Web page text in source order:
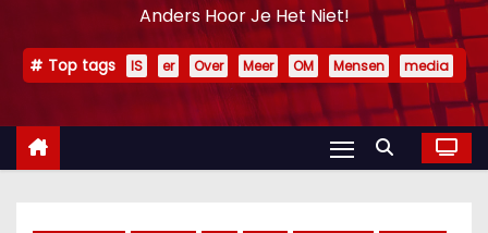
n
Anders Hoor Je Het Niet!
Top tags IS er Over Meer OM Mensen media